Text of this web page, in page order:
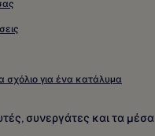
σχόλιο για ένα κατάλυμα
συνεργάτες και τα μέσα